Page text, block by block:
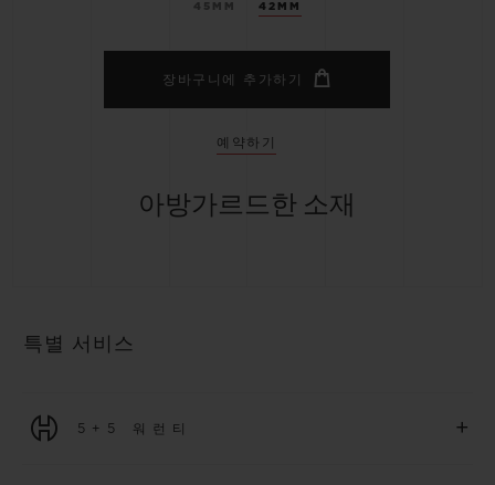
45MM 42MM
장바구니에 추가하기
예약하기
아방가르드한 소재
특별 서비스
5+5 워런티 +